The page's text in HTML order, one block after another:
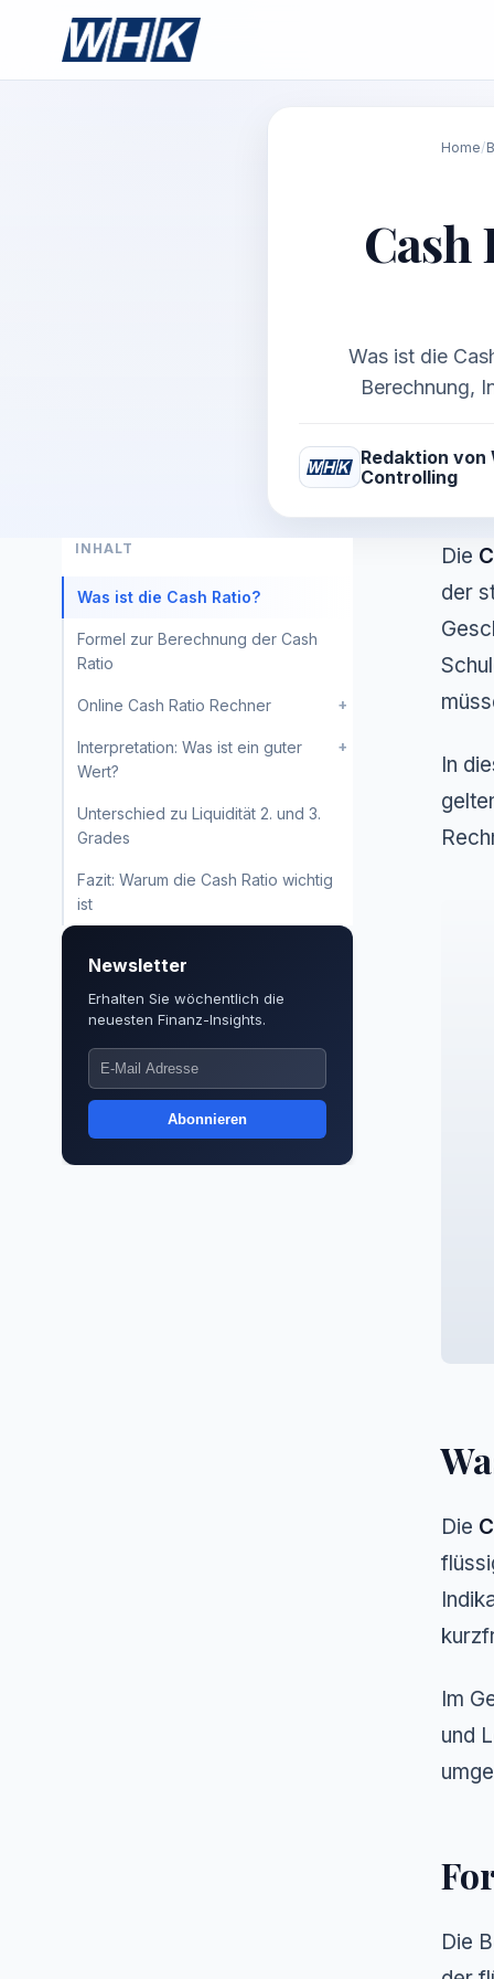
Home/
Was ist die
Berechnung,
Redaktion von
Controlling
INHALT
Was ist die Cash Ratio?
Formel zur Berechnung der Cash
Ratio
+
Online Cash Ratio Rechner
+
Interpretation: Was ist ein guter
Wert?
Unterschied zu Liquidität 2. und 3.
Grades
Fazit: Warum die Cash Ratio wichtig
ist
Newsletter
Erhalten Sie wöchentlich die
neuesten Finanz-Insights.
Abonnieren
Die
der
In
Die
Im
und
Die